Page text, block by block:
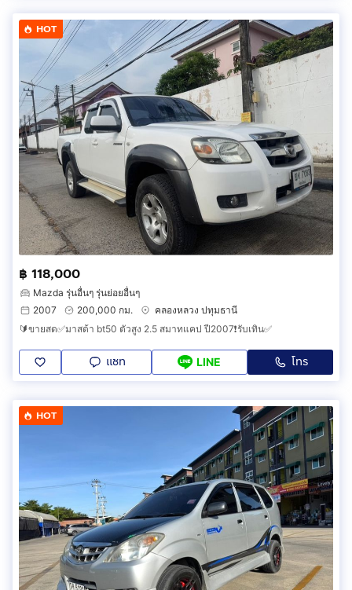
HOT
฿ 118,000
Mazda รุ่นอื่นๆ รุ่นย่อยอื่นๆ
2007
200,000 กม.
คลองหลวง ปทุมธานี
🔰ขายสด✅มาสด้า bt50 ตัวสูง 2.5 สมาทแคป ปี2007❗️รับเทิน✅
แชท LINE โทร
HOT